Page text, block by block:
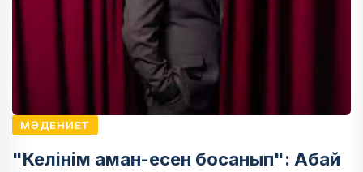
МӘДЕНИЕТ
"Келінім аман-есен босанып": Абай